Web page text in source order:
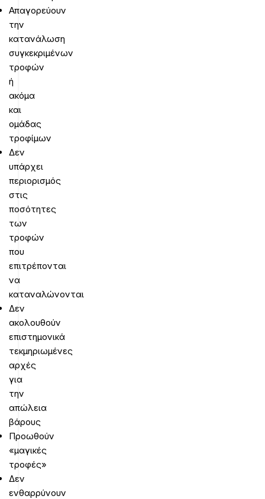
Απαγορεύουν
την
κατανάλωση
συγκεκριμένων
τροφών
ή
ακόμα
και
ομάδας
τροφίμων
Δεν
υπάρχει
περιορισμός
στις
ποσότητες
των
τροφών
που
επιτρέπονται
να
καταναλώνονται
Δεν
ακολουθούν
επιστημονικά
τεκμηριωμένες
αρχές
για
την
απώλεια
βάρους
Προωθούν
«μαγικές
τροφές»
Δεν
ενθαρρύνουν